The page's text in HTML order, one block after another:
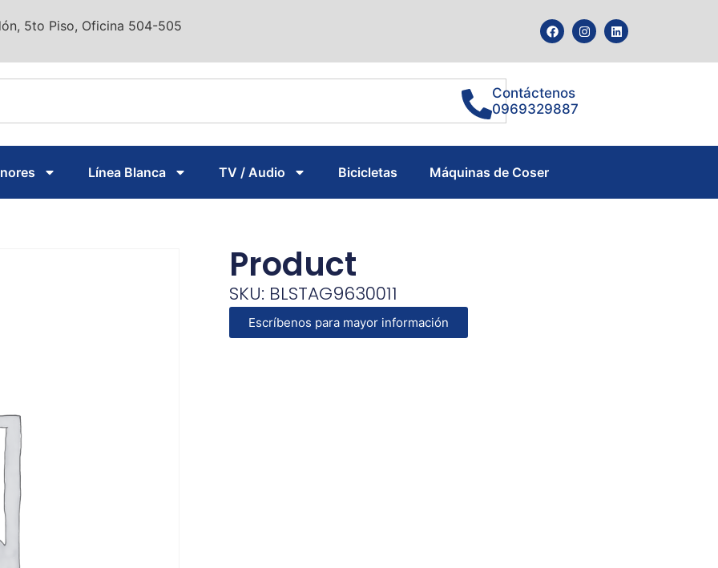
5to Piso, Oficina 504-505
Contáctenos
0969329887
Línea Blanca TV / Audio Bicicletas Máquinas de Coser
Product
SKU: BLSTAG9630011
Escríbenos para mayor información